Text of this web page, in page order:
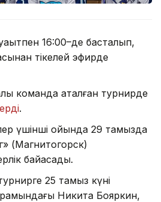
уақытпен 16:00–де басталып,
тікелей эфирде
команда аталған турнирде
.
үшінші ойында 29 тамызда
(Магнитогорск)
байқасады.
25 тамыз күні
Никита Бояркин,